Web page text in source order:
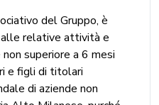
del Gruppo, è
relative attività e
superiore a 6 mesi
e figli di titolari
di aziende non